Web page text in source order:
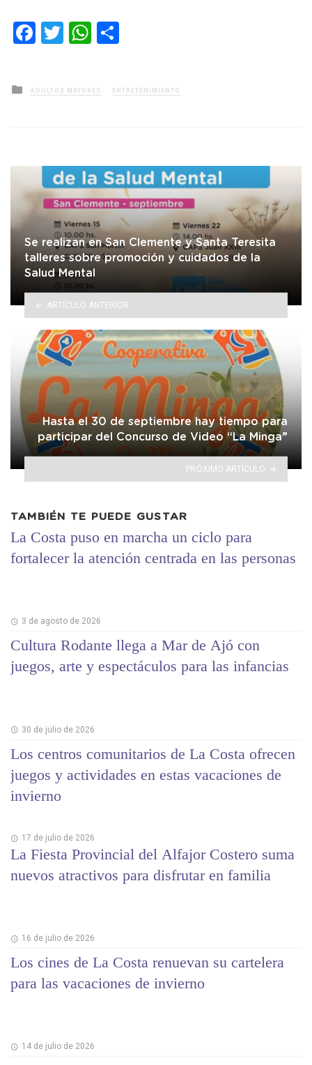
Facebook
TwitterWhatsApp
Posted
in
ADULTOS MAYORES ENTRETENIMIENTO
Se realizan en San Clemente y Santa Teresita
talleres sobre promoción y cuidados de la
Salud Mental
ARTÍCULO ANTERIOR
Hasta el 30 de septiembre hay tiempo para
participar del Concurso de Video “La Minga”
PRÓXIMO ARTÍCULO
TAMBIÉN TE PUEDE GUSTAR
La Costa puso en marcha un ciclo para
fortalecer la atención centrada en las personas
3 de agosto de 2026
Cultura Rodante llega a Mar de Ajó con
juegos, arte y espectáculos para las infancias
30 de julio de 2026
Los centros comunitarios de La Costa ofrecen
juegos y actividades en estas vacaciones de
invierno
17 de julio de 2026
La Fiesta Provincial del Alfajor Costero suma
nuevos atractivos para disfrutar en familia
16 de julio de 2026
Los cines de La Costa renuevan su cartelera
para las vacaciones de invierno
14 de julio de 2026